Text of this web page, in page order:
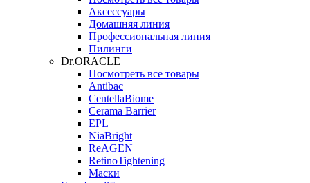
Аксессуары
Домашняя линия
Профессиональная линия
Пилинги
Dr.ORACLE
Посмотреть все товары
Antibac
CentellaBiome
Cerama Barrier
EPL
NiaBright
ReAGEN
RetinoTightening
Маски